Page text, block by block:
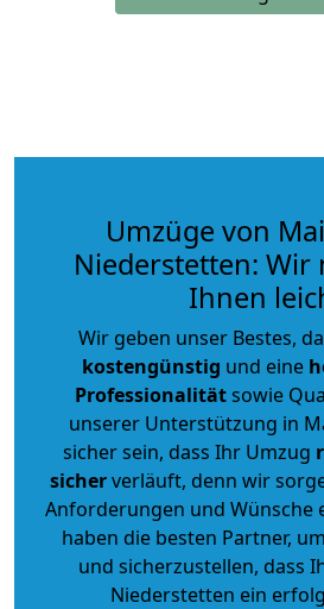
Umzüge von
Niederstetten: Wir
Ihnen
Wir geben unser Bestes,
kostengünstig und eine
Professionalitätsowie
unserer Unterstützung in
sicher sein, dass Ihr Umzug
sicherverläuft, denn wir
Anforderungen und Wünsche
haben die besten Partner,
und sicherzustellen, dass
Niederstetten ein